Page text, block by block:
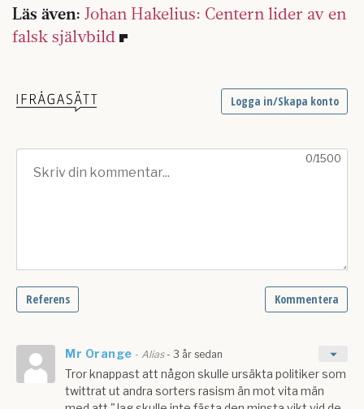
Läs även: Johan Hakelius: Centern lider av en
falsk självbild